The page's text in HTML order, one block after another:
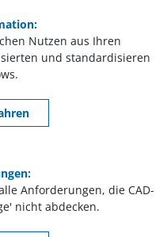
Nutzen aus Ihren
und standardisieren
Anforderungen, die CAD-
nicht abdecken.